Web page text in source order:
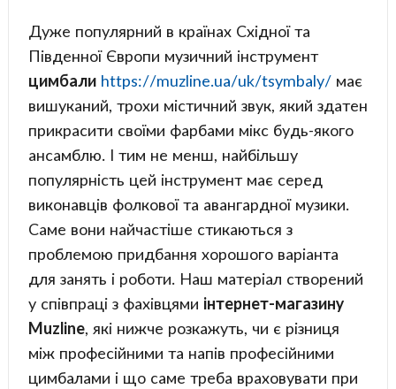
Дуже популярний в країнах Східної та
Південної Європи музичний інструмент
цимбали https://muzline.ua/uk/tsymbaly/має
вишуканий, трохи містичний звук, який здатен
прикрасити своїми фарбами мікс будь-якого
ансамблю. І тим не менш, найбільшу
популярність цей інструмент має серед
виконавців фолкової та авангардної музики.
Саме вони найчастіше стикаються з
проблемою придбання хорошого варіанта
для занять і роботи. Наш матеріал створений
у співпраці з фахівцями інтернет-магазину
Muzline, які нижче розкажуть, чи є різниця
між професійними та напів професійними
цимбалами і що саме треба враховувати при